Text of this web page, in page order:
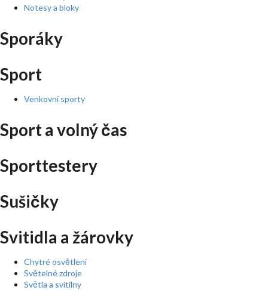
Notesy a bloky
Sporáky
Sport
Venkovní sporty
Sport a volný čas
Sporttestery
Sušičky
Svitidla a žárovky
Chytré osvětlení
Světelné zdroje
Světla a svítilny